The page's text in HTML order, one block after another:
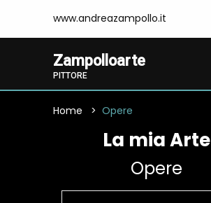
www.andreazampollo.it
Zampolloarte
PITTORE
Home Opere
La mia Arte
Opere